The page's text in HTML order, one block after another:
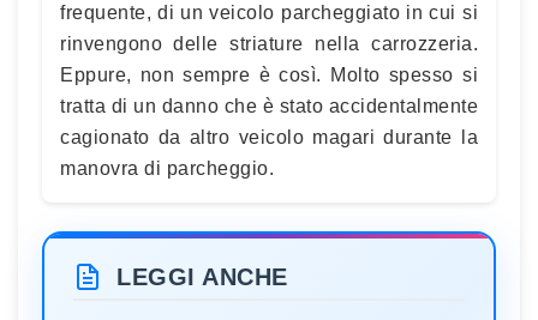
frequente, di un veicolo parcheggiato in cui si
rinvengono delle striature nella carrozzeria.
Eppure, non sempre è così. Molto spesso si
tratta di un danno che è stato accidentalmente
cagionato da altro veicolo magari durante la
manovra di parcheggio.
LEGGI ANCHE